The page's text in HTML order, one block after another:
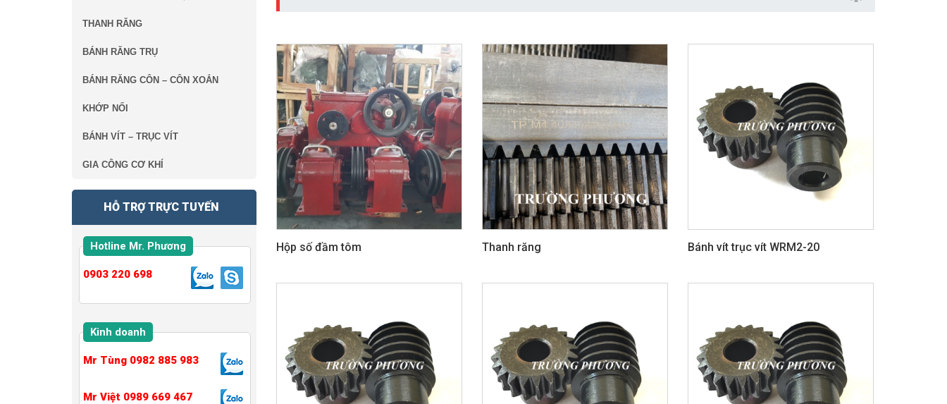
Hộp số đầm tôm Thanh răng Bánh vít trục vít WRM2-20
THANH RĂNG
BÁNH RĂNG TRỤ
BÁNH RĂNG CÔN – CÔN XOẮN
KHỚP NỐI
BÁNH VÍT – TRỤC VÍT
GIA CÔNG CƠ KHÍ
HỖ TRỢ TRỰC TUYẾN
Hotline Mr. Phương
0903 220 698
Kinh doanh
Mr Tùng 0982 885 983
Mr Việt 0989 669 467